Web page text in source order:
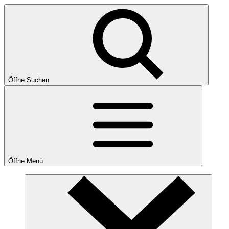
Öffne Suchen
Öffne Menü